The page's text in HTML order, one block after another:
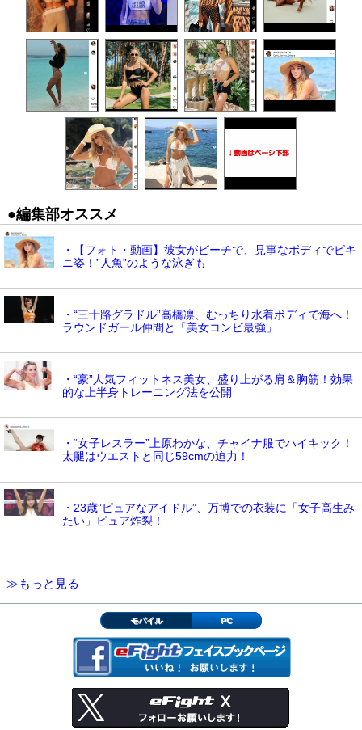
●編集部オススメ
・【フォト・動画】彼女がビーチで、見事なボディでビキ
ニ姿！”人魚”のような泳ぎも
・“三十路グラドル”高橋凛、むっちり水着ボディで海へ！
ラウンドガール仲間と「美女コンビ最強」
・“豪”人気フィットネス美女、盛り上がる肩＆胸筋！効果
的な上半身トレーニング法を公開
・“女子レスラー”上原わかな、チャイナ服でハイキック！
太腿はウエストと同じ59cmの迫力！
・23歳”ピュアなアイドル”、万博での衣装に「女子高生み
たい」ピュア炸裂！
≫もっと見る
モバイル PC